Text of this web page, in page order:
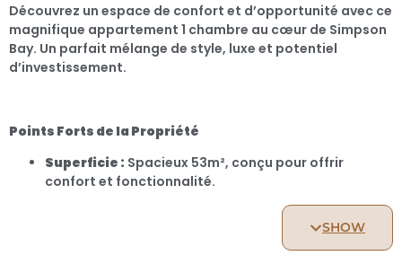
Découvrez un espace de confort et d’opportunité avec ce
magnifique appartement 1 chambre au cœur de Simpson
Bay. Un parfait mélange de style, luxe et potentiel
d’investissement.
Points Forts de la Propriété
Superficie : Spacieux 53m², conçu pour offrir
confort et fonctionnalité.
Une valeur incroyable à seulement 269,000 $ !
Dispose d’une cuisine moderne
SHOW